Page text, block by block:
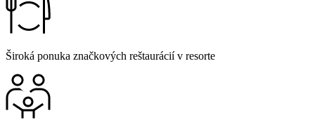
Široká ponuka značkových reštaurácií v resorte